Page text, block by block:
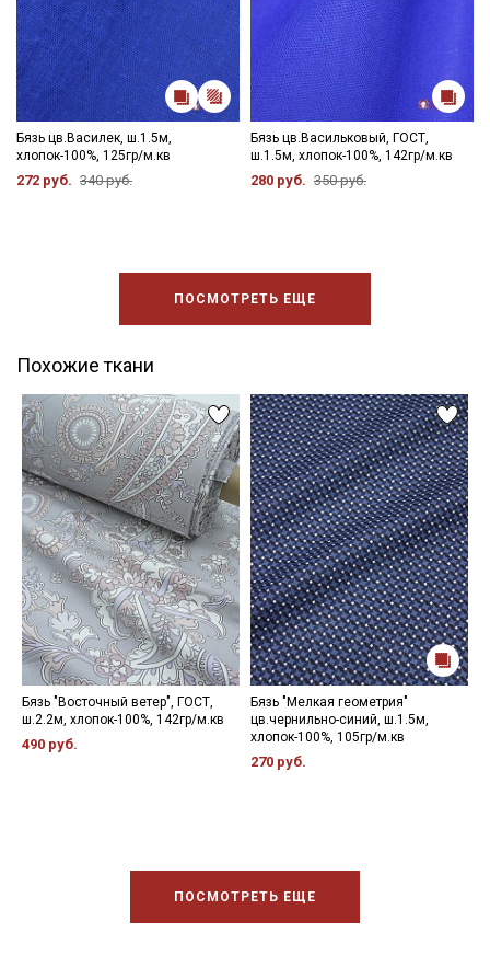
Бязь цв.Василек, ш.1.5м,
хлопок-100%, 125гр/м.кв
272 руб. 340 руб.
Бязь цв.Васильковый, ГОСТ,
ш.1.5м, хлопок-100%, 142гр/м.кв
280 руб. 350 руб.
ПОСМОТРЕТЬ ЕЩЕ
Похожие ткани
Бязь "Восточный ветер", ГОСТ,
ш.2.2м, хлопок-100%, 142гр/м.кв
490 руб.
Бязь "Мелкая геометрия"
цв.чернильно-синий, ш.1.5м,
хлопок-100%, 105гр/м.кв
270 руб.
ПОСМОТРЕТЬ ЕЩЕ